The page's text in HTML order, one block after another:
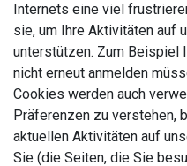
Internets eine viel
sie, um Ihre Aktivitäten auf
unterstützen. Zum Beispiel
nicht erneut anmelden
Cookies werden auch
Präferenzen zu verstehen,
aktuellen Aktivitäten auf
Sie (die Seiten, die Sie